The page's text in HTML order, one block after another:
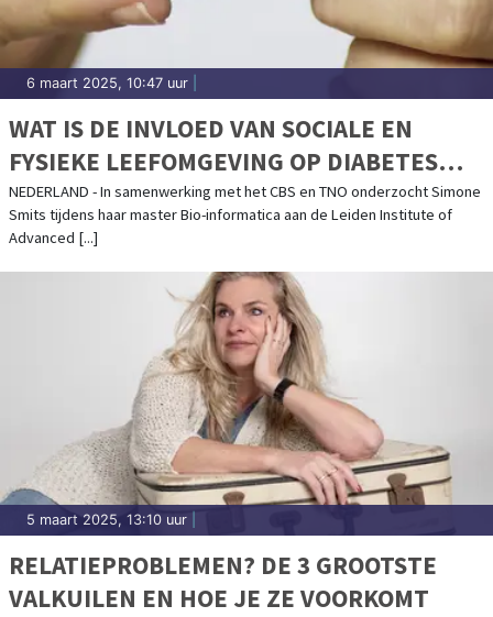
6 maart 2025, 10:47 uur
WAT IS DE INVLOED VAN SOCIALE EN
FYSIEKE LEEFOMGEVING OP DIABETES
TYPE 2?
NEDERLAND - In samenwerking met het CBS en TNO onderzocht Simone
Smits tijdens haar master Bio-informatica aan de Leiden Institute of
Advanced [...]
5 maart 2025, 13:10 uur
RELATIEPROBLEMEN? DE 3 GROOTSTE
VALKUILEN EN HOE JE ZE VOORKOMT